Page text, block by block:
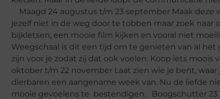
Maagd 24 augustus t/m 23 september Maak deze
jezelf niet in de weg door te tobben maar zoek
bijkletsen, een mooie film kijken en vooral niet
Weegschaal is dit een tijd om te genieten van al het
zijn voor je zodat zij dat ook voelen. Koop iets
oktober t/m 22 november Laat zien wie je bent,
dierbaren een aangename week van. Nu de liefde
mooie gevoelens te bestendigen. Boogschutter 23